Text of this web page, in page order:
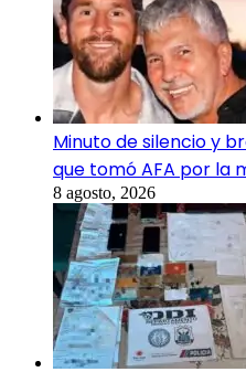
Minuto de silencio y
que tomó AFA por la
8 agosto, 2026